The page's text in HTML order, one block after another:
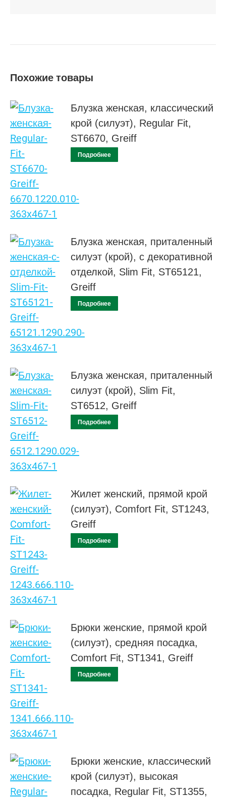
Похожие товары
Блузка женская, классический
крой (силуэт), Regular Fit,
ST6670, Greiff
Подробнее
Блузка женская, приталенный
силуэт (крой), с декоративной
отделкой, Slim Fit, ST65121,
Greiff
Подробнее
Блузка женская, приталенный
силуэт (крой), Slim Fit,
ST6512, Greiff
Подробнее
Жилет женский, прямой крой
(силуэт), Comfort Fit, ST1243,
Greiff
Подробнее
Брюки женские, прямой крой
(силуэт), средняя посадка,
Comfort Fit, ST1341, Greiff
Подробнее
Брюки женские, классический
крой (силуэт), высокая
посадка, Regular Fit, ST1355,